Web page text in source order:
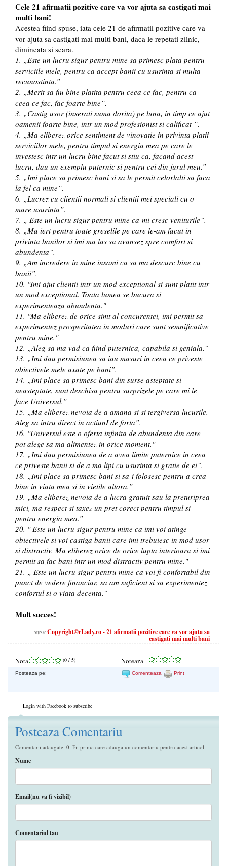
Cele 21 afirmatii pozitive care va vor ajuta sa castigati mai
multi bani!
Acestea fiind spuse, iata cele 21 de afirmatii pozitive care va
vor ajuta sa castigati mai multi bani, daca le repetati zilnic,
dimineata si seara.
1. „Este un lucru sigur pentru mine sa primesc plata pentru
serviciile mele, pentru ca accept banii cu usurinta si multa
recunostinta.”
2. „Merit sa fiu bine platita pentru ceea ce fac, pentru ca
ceea ce fac, fac foarte bine”.
3. „Castig usor (inserati suma dorita) pe luna, in timp ce ajut
oamenii foarte bine, intr-un mod profesionist si calificat ”.
4. „Ma eliberez orice sentiment de vinovatie in privinta platii
serviciilor mele, pentru timpul si energia mea pe care le
investesc intr-un lucru bine facut si stiu ca, facand acest
lucru, dau un exemplu puternic si pentru cei din jurul meu.”
5. „Imi place sa primesc bani si sa le permit celorlalti sa faca
la fel ca mine”.
6. „Lucrez cu clientii normali si clientii mei speciali cu o
mare usurinta”.
7. „ Este un lucru sigur pentru mine ca-mi cresc veniturile”.
8. „Ma iert pentru toate greselile pe care le-am facut in
privinta banilor si imi ma las sa avansez spre comfort si
abundenta”.
9. „Am incredere in mine insami ca sa ma descurc bine cu
banii”.
10. "Imi ajut clientii intr-un mod exceptional si sunt platit intr-
un mod exceptional. Toata lumea se bucura si
experimenteaza abundenta."
11. "Ma eliberez de orice simt al concurentei, imi permit sa
experimentez prosperitatea in moduri care sunt semnificative
pentru mine."
12. „Aleg sa ma vad ca fiind puternica, capabila si geniala.”
13. „Imi dau permisiunea sa iau masuri in ceea ce priveste
obiectivele mele axate pe bani”.
14. „Imi place sa primesc bani din surse asteptate si
neasteptate, sunt deschisa pentru surprizele pe care mi le
face Universul.”
15. „Ma eliberez nevoia de a amana si si tergiversa lucurile.
Aleg sa intru direct in actiunI de forta”.
16. "Universul este o oferta infinita de abundenta din care
pot alege sa ma alimentez in orice moment."
17. „Imi dau permisiunea de a avea limite puternice in ceea
ce priveste banii si de a ma lipi cu usurinta si gratie de ei”.
18. „Imi place sa primesc bani si sa-i folosesc pentru a crea
bine in viata mea si in vietile altora.”
19. „Ma eliberez nevoia de a lucra gratuit sau la preturiprea
mici, ma respect si taxez un pret corect pentru timpul si
pentru energia mea.”
20. " Este un lucru sigur pentru mine ca imi voi atinge
obiectivele si voi castiga banii care imi trebuiesc in mod usor
si distractiv. Ma eliberez orice de orice lupta interioara si imi
permit sa fac bani intr-un mod distractiv pentru mine."
21. „ Este un lucru sigur pentru mine ca voi fi confortabil din
punct de vedere financiar, sa am suficient si sa experimentez
confortul si o viata decenta.”
Mult succes!
Sursa: Copyright©eLady.ro - 21 afirmatii pozitive care va vor ajuta sa
castigati mai multi bani
Nota (0 / 5) Noteaza
Posteaza pe: Comenteaza Print
Login with Facebook to subscribe
Posteaza Comentariu
Comentarii adaugate: 0 . Fii prima care adauga un comentariu pentru acest articol.
Nume
Email(nu va fi vizibil)
Comentariul tau